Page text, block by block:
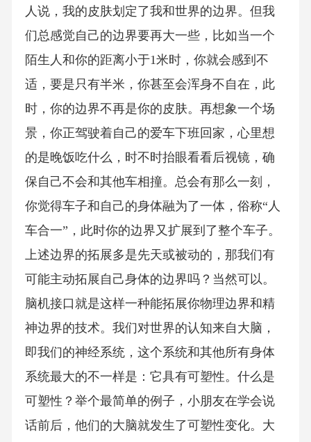
人说，我的皮肤划定了我和世界的边界。但我
们总感觉自己的边界要再大一些，比如当一个
陌生人和你的距离小于1米时，你就会感到不
适，要是只有半米，你甚至会浑身不自在，此
时，你的边界不再是你的皮肤。再想象一个场
景，你正驾驶着自己的爱车下班回家，心里想
的是晚饭吃什么，时不时抬眼看看后视镜，确
保自己不会和其他车相撞。总会有那么一刻，
你觉得车子和自己的身体融为了一体，俗称“人
车合一”，此时你的边界又扩展到了整个车子。
上述边界的拓展多是先天或被动的，那我们有
可能主动拓展自己身体的边界吗？当然可以。
脑机接口就是这样一种能拓展你物理边界和精
神边界的技术。我们对世界的认知来自大脑，
即我们的神经系统，这个系统和其他所有身体
系统最大的不一样是：它具有可塑性。什么是
可塑性？举个最简单的例子，小朋友在学会说
话前后，他们的大脑就发生了可塑性变化。大